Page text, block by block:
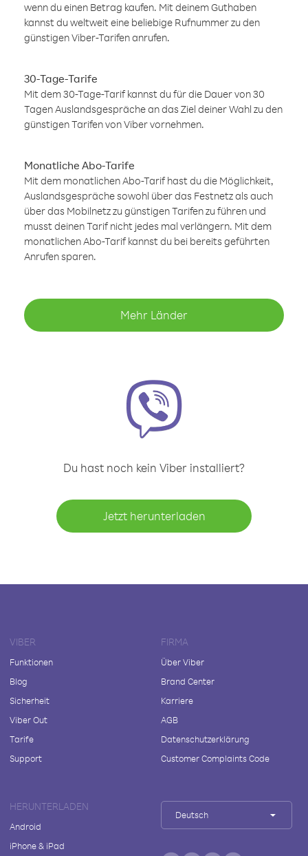
wenn du einen Betrag kaufen. Mit deinem Guthaben
kannst du weltweit eine beliebige Rufnummer zu den
günstigen Viber-Tarifen anrufen.
30-Tage-Tarife
Mit dem 30-Tage-Tarif kannst du für die Dauer von 30
Tagen Auslandsgespräche an das Ziel deiner Wahl zu den
günstigen Tarifen von Viber vornehmen.
Monatliche Abo-Tarife
Mit dem monatlichen Abo-Tarif hast du die Möglichkeit,
Auslandsgespräche sowohl über das Festnetz als auch
über das Mobilnetz zu günstigen Tarifen zu führen und
musst deinen Tarif nicht jedes mal verlängern. Mit dem
monatlichen Abo-Tarif kannst du bei bereits geführten
Anrufen sparen.
Mehr Länder
Du hast noch kein Viber installiert?
Jetzt herunterladen
VIBER
Funktionen
Blog
Sicherheit
Viber Out
Tarife
Support
FIRMA
Über Viber
Brand Center
Karriere
AGB
Datenschutzerklärung
Customer Complaints Code
HERUNTERLADEN
Android
iPhone & iPad
Deutsch